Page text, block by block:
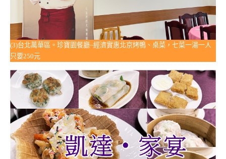
(3)台北萬華區。珍寶園餐廳~經濟實惠北京烤鴨、桌菜，七菜一湯一人
只要250元